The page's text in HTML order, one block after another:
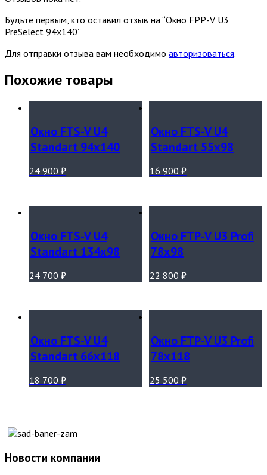
Будьте первым, кто оставил отзыв на “Окно FPP-V U3
PreSelect 94х140”
Для отправки отзыва вам необходимо авторизоваться.
Похожие товары
Окно FTS-V U4
Standart 94х140
24 900 ₽
Окно FTS-V U4
Standart 55х98
16 900 ₽
Окно FTS-V U4
Standart 134х98
24 700 ₽
Окно FTP-V U3 Profi
78х98
22 800 ₽
Окно FTS-V U4
Standart 66х118
18 700 ₽
Окно FTP-V U3 Profi
78х118
25 500 ₽
Новости компании